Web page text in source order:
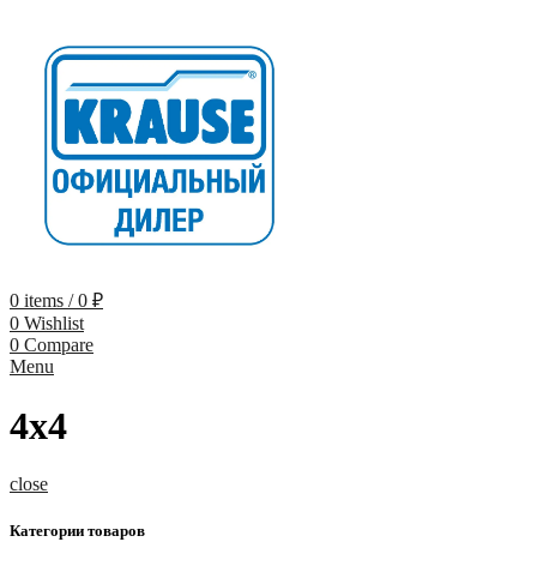
0 items / 0 ₽
0 Wishlist
0 Compare
Menu
4х4
close
Категории товаров